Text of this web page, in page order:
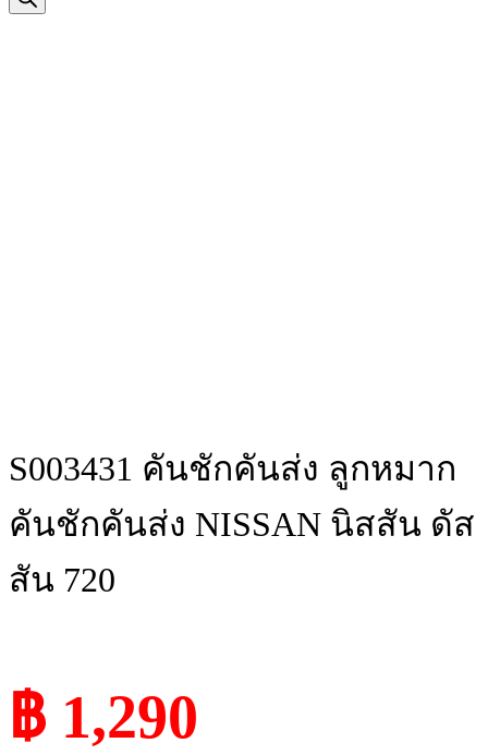
S003431 คันชักคันส่ง ลูกหมาก
คันชักคันส่ง NISSAN นิสสัน ดัส
สัน 720
฿ 1,290